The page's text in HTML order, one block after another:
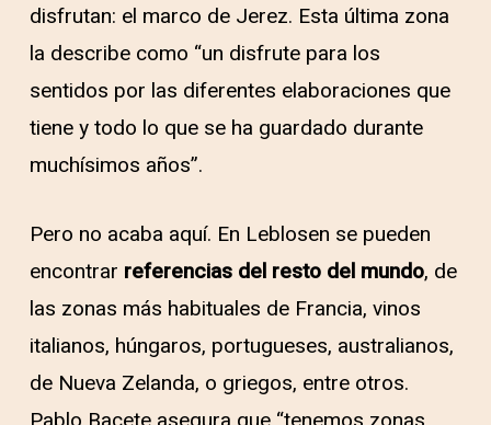
disfrutan: el marco de Jerez. Esta última zona
la describe como “un disfrute para los
sentidos por las diferentes elaboraciones que
tiene y todo lo que se ha guardado durante
muchísimos años”.
Pero no acaba aquí. En Leblosen se pueden
encontrar referencias del resto del mundo, de
las zonas más habituales de Francia, vinos
italianos, húngaros, portugueses, australianos,
de Nueva Zelanda, o griegos, entre otros.